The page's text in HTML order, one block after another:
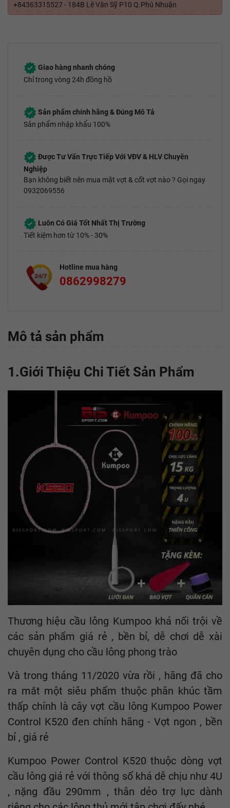
+84363315527 - 184B Lê Văn Sỹ P10 Q.Phú Nhuận
Giao hàng nhanh chóng
Chỉ trong vòng 24h đồng hồ
Sản phẩm chính hãng & Đúng Mô Tả
Sản phẩm nhập khẩu 100%
Được Tư Vấn Trực Tiếp Với VĐV & HLV Chuyên
Nghiệp
Bạn không biết nên mua mặt vợt & cốt vợt nào ? Gọi ngay
0932069556
Luôn Có Giá Tốt Nhất Thị Trường
Tiết kiệm hơn từ 10% - 30%
Hotline mua hàng
0862998279
Mô tả sản phẩm
1.Giới Thiệu Chi Tiết Sản Phẩm
Thương hiệu cầu lông Kumpoo khá nổi trội về
các sản phẩm giá rẻ , bền bỉ, dễ chơi dễ xài
chuyên dụng cho cầu lông phong trào
Và trong tháng 11/2020 vừa rồi , hãng đã cho
ra mắt một siêu phẩm thuộc phân khúc tầm
thấp chính là cây vợt cầu lông Kumpoo Power
Control K520 đen chính hãng - Vợt ngon , bền
bỉ , giá rẻ
Kumpoo Power Control K520 thuộc dòng vợt
cầu lông giá rẻ với thông số khá dễ chịu như 4U
, nặng đầu 290mm , thân dẻo trợ lực dành